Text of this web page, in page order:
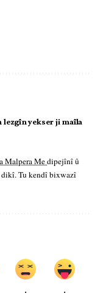
lezgîn yekser ji maîla
Malpera Medipejînî û
Tu kendî bixwazî
. .